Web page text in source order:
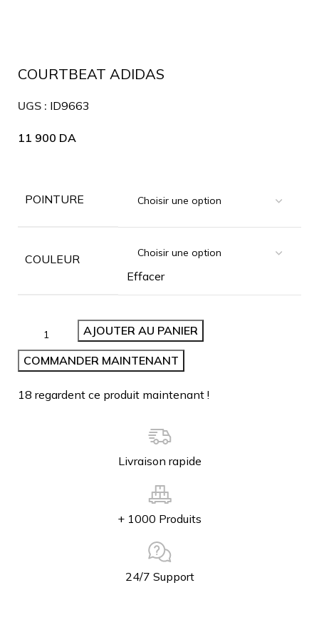
COURTBEAT ADIDAS
UGS : ID9663
11 900 DA
POINTURE
COULEUR
Effacer
AJOUTER AU PANIER
COMMANDER MAINTENANT
18 regardent ce produit maintenant !
Livraison rapide
+ 1000 Produits
24/7 Support